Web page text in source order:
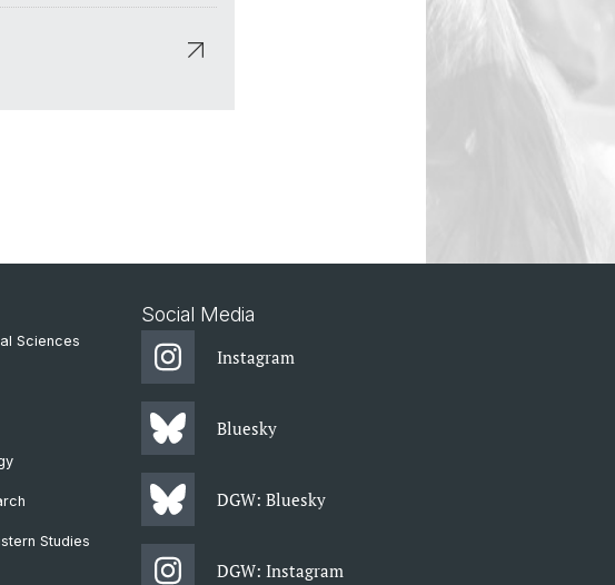
Sciences
Studies
Social Media
Instagram
Bluesky
DGW: Bluesky
DGW: Instagram